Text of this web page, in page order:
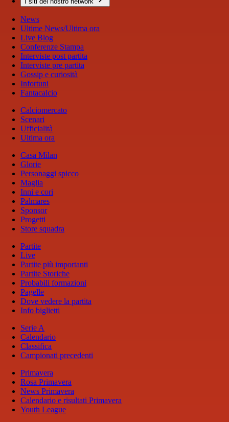
News
Ultime News/Ultima ora
Live Blog
Conferenze Stampa
Interviste post partita
Interviste pre partita
Gossip e curiosità
Infortuni
Fantacalcio
Calciomercato
Scenari
Ufficialità
Ultima ora
Casa Milan
Glorie
Personaggi spicco
Maglia
Inni e cori
Palmares
Sponsor
Progetti
Store squadra
Partite
Live
Partite più importanti
Partite Storiche
Probabili formazioni
Pagelle
Dove vedere la partita
Info biglietti
Serie A
Calendario
Classifica
Campionati precedenti
Primavera
Rosa Primavera
News Primavera
Calendario e risultati Primavera
Youth League